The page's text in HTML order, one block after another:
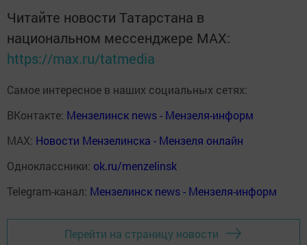
Читайте новости Татарстана в
национальном мессенджере MАХ:
https://max.ru/tatmedia
Самое интересное в наших социальных сетях:
ВКонтакте: Мензелинск news - Мензеля-информ
MAX: Новости Мензелинска - Мензеля онлайн
Одноклассники: ok.ru/menzelinsk
Telegram-канал: Мензелинск news - Мензеля-информ
Перейти на страницу новости